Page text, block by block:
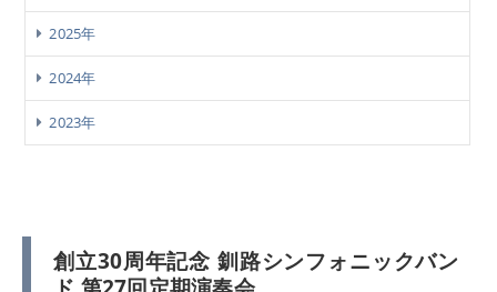
2025年
2024年
2023年
創立30周年記念 釧路シンフォニックバン